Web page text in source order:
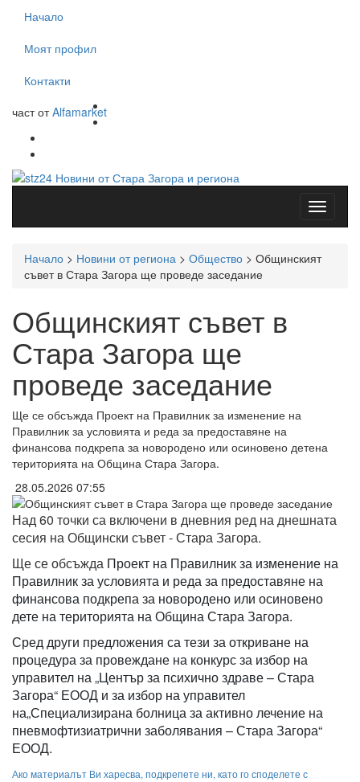
Начало
Моят профил
Контакти
част отAlfamarket
Начало > Новини от региона > Общество > Общинският
съвет в Стара Загора ще проведе заседание
Общинският съвет в
Стара Загора ще
проведе заседание
Ще се обсъжда Проект на Правилник за изменение на
Правилник за условията и реда за предоставяне на
финансова подкрепа за новородено или осиновено детена
територията на Община Стара Загора.
28.05.2026 07:55
Над 60 точки са включени в дневния ред на днешната
сесия на Общински съвет - Стара Загора.
Ще се обсъжда Проект на Правилник за изменение на
Правилник за условията и реда за предоставяне на
финансова подкрепа за новородено или осиновено
дете на територията на Община Стара Загора.
Сред други предложения са тези за откриване на
процедура за провеждане на конкурс за избор на
управител на„Център за психично здраве – Стара
Загора“ ЕООД и за избор на управител
на„Специализирана болница за активно лечение на
пневмофтизиатрични заболявания – Стара Загора“
ЕООД.
Ако материалът Ви харесва, подкрепете ни, като го споделете с